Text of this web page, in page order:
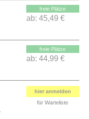
freie Plätze
ab: 45,49 €
freie Plätze
ab: 44,99 €
hier anmelden
für Warteliste